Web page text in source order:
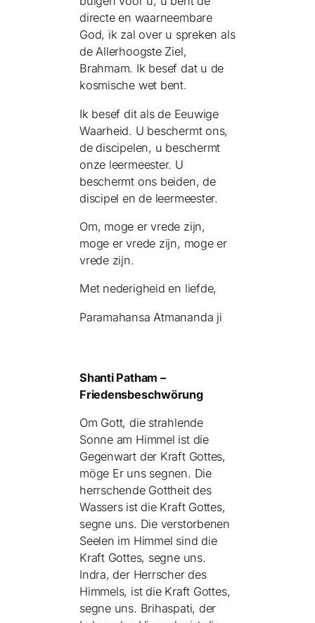
directe en waarneembare
God, ik zal over u spreken als
de Allerhoogste Ziel,
Brahmam. Ik besef dat u de
kosmische wet bent.
Ik besef dit als de Eeuwige
Waarheid. U beschermt ons,
de discipelen, u beschermt
onze leermeester. U
beschermt ons beiden, de
discipel en de leermeester.
Om, moge er vrede zijn,
moge er vrede zijn, moge er
vrede zijn.
Met nederigheid en liefde,
Paramahansa Atmananda ji
Shanti Patham –
Friedensbeschwörung
Om Gott, die strahlende
Sonne am Himmel ist die
Gegenwart der Kraft Gottes,
möge Er uns segnen. Die
herrschende Gottheit des
Wassers ist die Kraft Gottes,
segne uns. Die verstorbenen
Seelen im Himmel sind die
Kraft Gottes, segne uns.
Indra, der Herrscher des
Himmels, ist die Kraft Gottes,
segne uns. Brihaspati, der